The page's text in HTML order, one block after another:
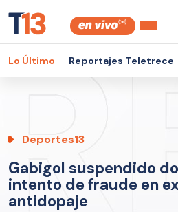
Lo Último Reportajes Teletrece
Deportes13
Gabigol suspendido
intento de fraude en
antidopaje